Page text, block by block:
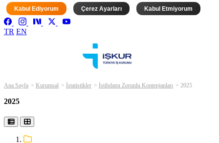
Kabul Ediyorum Çerez Ayarları Kabul Etmiyorum
TR EN
Ana Sayfa Kurumsal İstatistikler İstihdamı Zorunlu Kontenjanları 2025
2025